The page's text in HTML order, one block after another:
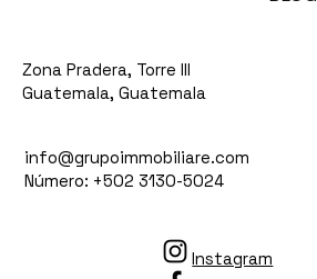
Instagram
Zona Pradera, Torre III
Guatemala, Guatemala
info@grupoimmobiliare.com
Número: +502 3130-5024